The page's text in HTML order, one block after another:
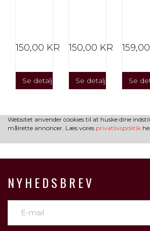
150,00 KR
Se detaljer
150,00 KR
Se detaljer Se
Websitet anvender cookies til at huske dine
målrette annoncer. Læs vores privatlivspolitik
NYHEDSBREV